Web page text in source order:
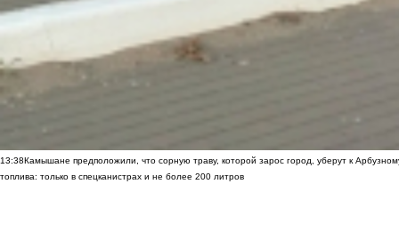
13:38Камышане предположили, что сорную траву, которой зарос город, уберут к
топлива: только в спецканистрах и не более 200 литров